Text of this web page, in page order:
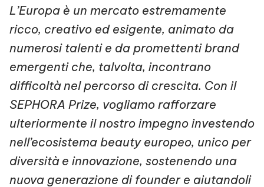
L’Europa è un mercato estremamente
ricco, creativo ed esigente, animato da
numerosi talenti e da promettenti brand
emergenti che, talvolta, incontrano
difficoltà nel percorso di crescita. Con il
SEPHORA Prize, vogliamo rafforzare
ulteriormente il nostro impegno investendo
nell’ecosistema beauty europeo, unico per
diversità e innovazione, sostenendo una
nuova generazione di founder e aiutandoli